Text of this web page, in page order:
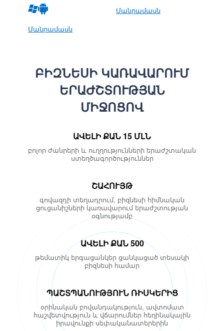
Մանրամասն
Մանրամասն
ԲԻԶՆԵՍԻ ԿԱՌԱՎԱՐՈՒՄ
ԵՐԱԺՇՏՈՒԹՅԱՆ
ՄԻՋՈՑՈՎ
ԱՎԵԼԻ ՔԱՆ 15 ՄԼՆ
բոլոր ժանրերի և ուղղությունների երաժշտական
​​ստեղծագործություններ
ՇԱՀՈՒՅԹ
գովազդի տեղադրում, բիզնեսի հիմնական
ցուցանիշների կառավարում երաժշտության
օգնությամբ
ԱՎԵԼԻ ՔԱՆ 500
թեմատիկ երգացանկեր ցանկացած տեսակի
բիզնեսի համար
ՊԱՇՏՊԱՆՈՒԹՅՈՒՆ ՌԻՍԿԵՐԻՑ
օրինական բովանդակություն, ավտոմատ
հաշվետվություն և վճարումներ հեղինակային
իրավունքի սեփականատերերին